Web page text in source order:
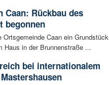
Caan: Rückbau des
begonnen
Ortsgemeinde Caan ein Grundstück
Haus in der Brunnenstraße ...
bei internationalem